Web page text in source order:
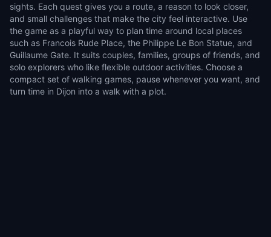
sights. Each quest gives you a route, a reason to look closer,
and small challenges that make the city feel interactive. Use
the game as a playful way to plan time around local places
such as Francois Rude Place, the Philippe Le Bon Statue, and
Guillaume Gate. It suits couples, families, groups of friends, and
solo explorers who like flexible outdoor activities. Choose a
compact set of walking games, pause whenever you want, and
turn time in Dijon into a walk with a plot.